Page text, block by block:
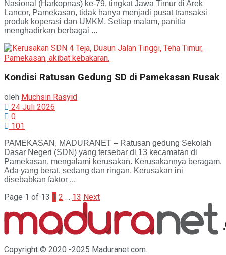
Nasional (Harkopnas) ke-79, tingkat Jawa Timur di Arek
Lancor, Pamekasan, tidak hanya menjadi pusat transaksi
produk koperasi dan UMKM. Setiap malam, panitia
menghadirkan berbagai ...
Kondisi Ratusan Gedung SD di Pamekasan Rusak
oleh Muchsin Rasyid
24 Juli 2026
0
101
PAMEKASAN, MADURANET – Ratusan gedung Sekolah
Dasar Negeri (SDN) yang tersebar di 13 kecamatan di
Pamekasan, mengalami kerusakan. Kerusakannya beragam.
Ada yang berat, sedang dan ringan. Kerusakan ini
disebabkan faktor ...
Page 1 of 13 1 2 … 13 Next
Copyright © 2020 -2025 Maduranet.com.